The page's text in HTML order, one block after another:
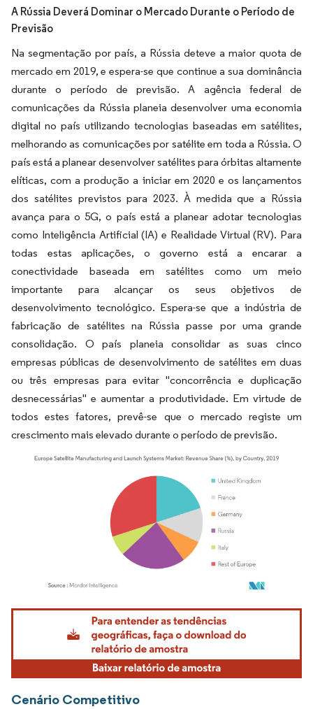
A Rússia Deverá Dominar o Mercado Durante o Período de
Previsão
Na segmentação por país, a Rússia deteve a maior quota de
mercado em 2019, e espera-se que continue a sua dominância
durante o período de previsão. A agência federal de
comunicações da Rússia planeia desenvolver uma economia
digital no país utilizando tecnologias baseadas em satélites,
melhorando as comunicações por satélite em toda a Rússia. O
país está a planear desenvolver satélites para órbitas altamente
elíticas, com a produção a iniciar em 2020 e os lançamentos
dos satélites previstos para 2023. À medida que a Rússia
avança para o 5G, o país está a planear adotar tecnologias
como Inteligência Artificial (IA) e Realidade Virtual (RV). Para
todas estas aplicações, o governo está a encarar a
conectividade baseada em satélites como um meio
importante para alcançar os seus objetivos de
desenvolvimento tecnológico. Espera-se que a indústria de
fabricação de satélites na Rússia passe por uma grande
consolidação. O país planeia consolidar as suas cinco
empresas públicas de desenvolvimento de satélites em duas
ou três empresas para evitar "concorrência e duplicação
desnecessárias" e aumentar a produtividade. Em virtude de
todos estes fatores, prevê-se que o mercado registe um
crescimento mais elevado durante o período de previsão.
Imagem © Mordor Intelligence. O reuso requer atribuição conforme CC BY 4.0.
Cenário Competitivo